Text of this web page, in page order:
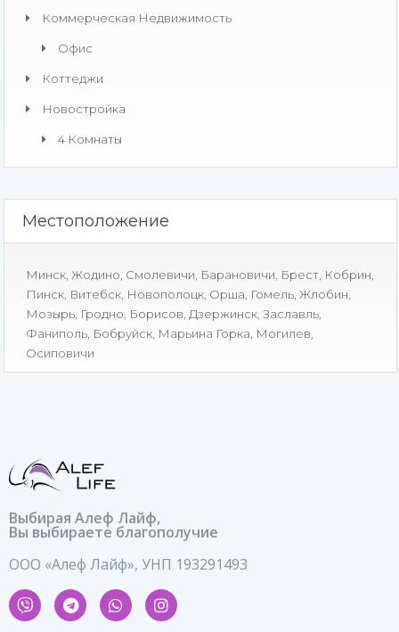
Коммерческая Недвижимость​
Офис
Коттеджи
Новостройка
4 Комнаты
Местоположение
Минск Жодино Смолевичи Барановичи Брест Кобрин
Пинск Витебск Новополоцк Орша Гомель Жлобин
Мозырь Гродно Борисов Дзержинск Заславль
Фаниполь Бобруйск Марьина Горка Могилев
Осиповичи
Выбирая Алеф Лайф,
Вы выбираете благополучие
ООО «Алеф Лайф», УНП 193291493